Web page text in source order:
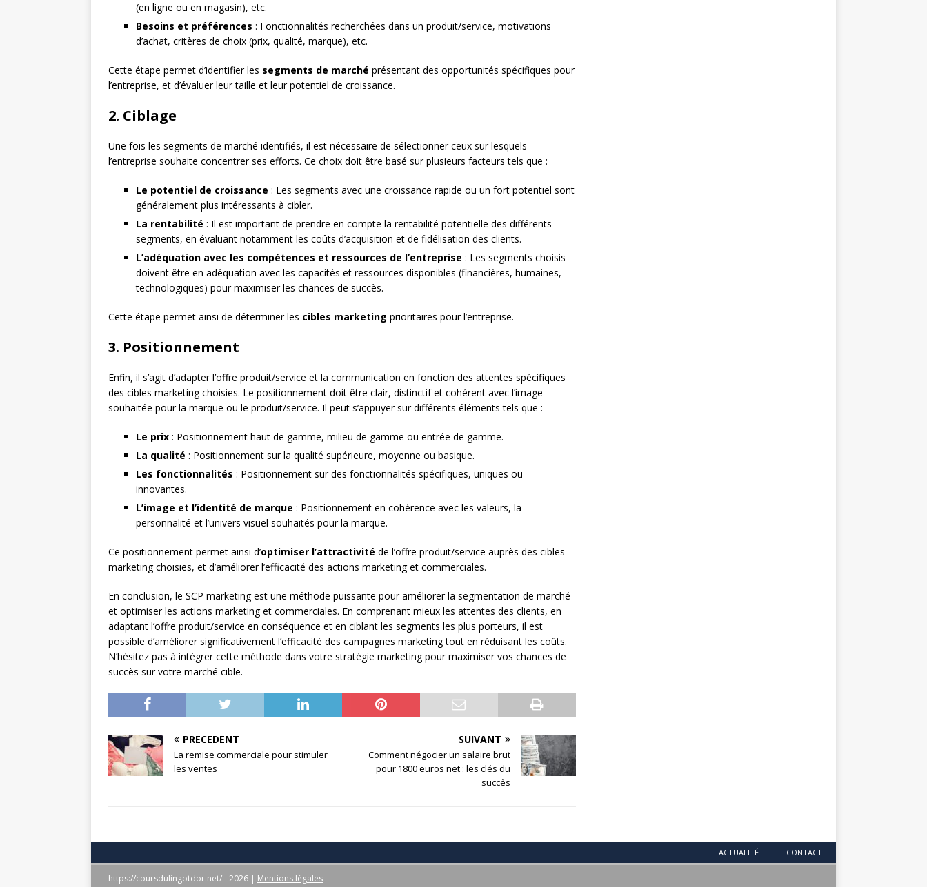
(en ligne ou en magasin), etc.
Besoins et préférences : Fonctionnalités recherchées dans un produit/service, motivations
d’achat, critères de choix (prix, qualité, marque), etc.
Cette étape permet d’identifier les segments de marché présentant des opportunités spécifiques pour
l’entreprise, et d’évaluer leur taille et leur potentiel de croissance.
2. Ciblage
Une fois les segments de marché identifiés, il est nécessaire de sélectionner ceux sur lesquels
l’entreprise souhaite concentrer ses efforts. Ce choix doit être basé sur plusieurs facteurs tels que :
Le potentiel de croissance : Les segments avec une croissance rapide ou un fort potentiel sont
généralement plus intéressants à cibler.
La rentabilité : Il est important de prendre en compte la rentabilité potentielle des différents
segments, en évaluant notamment les coûts d’acquisition et de fidélisation des clients.
L’adéquation avec les compétences et ressources de l’entreprise : Les segments choisis
doivent être en adéquation avec les capacités et ressources disponibles (financières, humaines,
technologiques) pour maximiser les chances de succès.
Cette étape permet ainsi de déterminer les cibles marketing prioritaires pour l’entreprise.
3. Positionnement
Enfin, il s’agit d’adapter l’offre produit/service et la communication en fonction des attentes spécifiques
des cibles marketing choisies. Le positionnement doit être clair, distinctif et cohérent avec l’image
souhaitée pour la marque ou le produit/service. Il peut s’appuyer sur différents éléments tels que :
Le prix : Positionnement haut de gamme, milieu de gamme ou entrée de gamme.
La qualité : Positionnement sur la qualité supérieure, moyenne ou basique.
Les fonctionnalités : Positionnement sur des fonctionnalités spécifiques, uniques ou
innovantes.
L’image et l’identité de marque : Positionnement en cohérence avec les valeurs, la
personnalité et l’univers visuel souhaités pour la marque.
Ce positionnement permet ainsi d’optimiser l’attractivité de l’offre produit/service auprès des cibles
marketing choisies, et d’améliorer l’efficacité des actions marketing et commerciales.
En conclusion, le SCP marketing est une méthode puissante pour améliorer la segmentation de marché
et optimiser les actions marketing et commerciales. En comprenant mieux les attentes des clients, en
adaptant l’offre produit/service en conséquence et en ciblant les segments les plus porteurs, il est
possible d’améliorer significativement l’efficacité des campagnes marketing tout en réduisant les coûts.
N’hésitez pas à intégrer cette méthode dans votre stratégie marketing pour maximiser vos chances de
succès sur votre marché cible.
PRÉCÉDENT
La remise commerciale pour stimuler
les ventes
SUIVANT
Comment négocier un salaire brut
pour 1800 euros net : les clés du
succès
ACTUALITÉ CONTACT
https://coursdulingotdor.net/ - 2026 | Mentions légales